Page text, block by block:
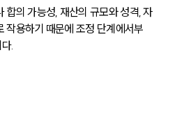
합의 가능성, 재산의 규모와 성격, 자
작용하기 때문에 조정 단계에서부
.